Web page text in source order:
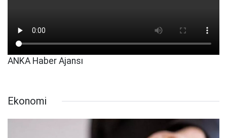
ANKA Haber Ajansı
Ekonomi